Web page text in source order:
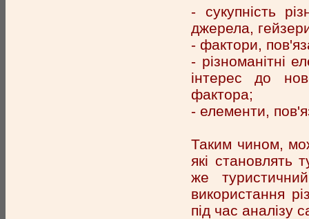
- сукупність
джерела,
- фактори,
- різноманітні
інтерес до
фактора;
- елементи,
Таким чином,
які становлять
же
використання
під час аналізу